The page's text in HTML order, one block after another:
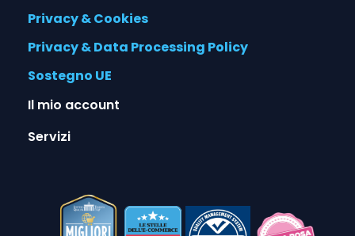
Privacy & Cookies
Privacy & Data Processing Policy
Sostegno UE
Il mio account
Servizi